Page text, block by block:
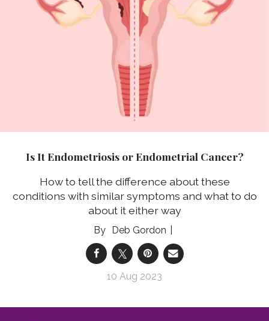
Is It Endometriosis or Endometrial Cancer?
How to tell the difference about these
conditions with similar symptoms and what to do
about it either way
Deb Gordon
10 Aug 2023